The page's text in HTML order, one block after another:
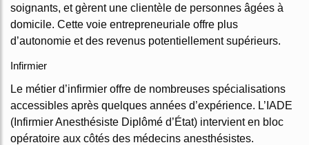
soignants, et gèrent une clientèle de personnes âgées à
domicile. Cette voie entrepreneuriale offre plus
d’autonomie et des revenus potentiellement supérieurs.
Infirmier
Le métier d’infirmier offre de nombreuses spécialisations
accessibles après quelques années d’expérience. L’IADE
(Infirmier Anesthésiste Diplômé d’État) intervient en bloc
opératoire aux côtés des médecins anesthésistes.